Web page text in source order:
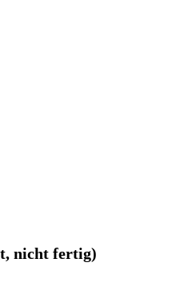
nicht fertig)